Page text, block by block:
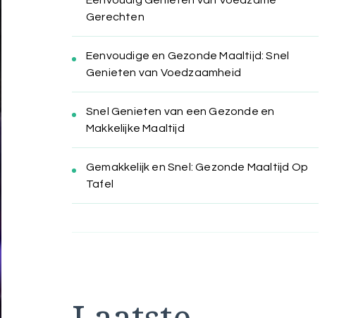
Gerechten
Eenvoudige en Gezonde Maaltijd: Snel
Genieten van Voedzaamheid
Snel Genieten van een Gezonde en
Makkelijke Maaltijd
Gemakkelijk en Snel: Gezonde Maaltijd Op
Tafel